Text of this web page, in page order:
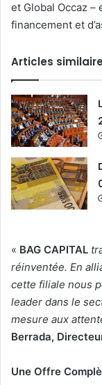
et Global Occaz
financement et
Articles
« BAG CAPITAL
réinventée. En
cette filiale nous
leader dans le
mesure aux
Berrada,
Une Offre